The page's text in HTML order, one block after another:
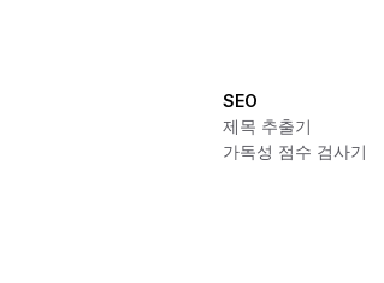
SEO
제목 추출기
가독성 점수 검사기